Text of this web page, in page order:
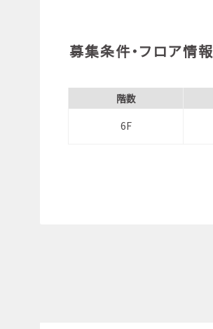
募集条件・フロア情報
階数
6F